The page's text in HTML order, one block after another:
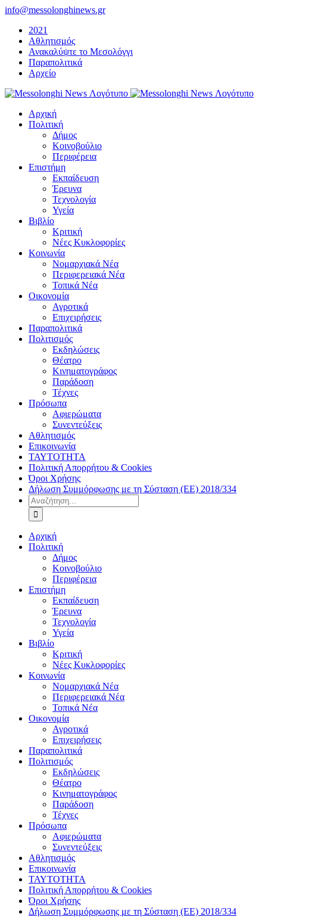
Μετάβαση
περιεχόμενο
info@messolonghinews.gr
2021
Αθλητισμός
Ανακαλύψτε το Μεσολόγγι
Παραπολιτικά
Αρχείο
Αρχική
Πολιτική
Δήμος
Κοινοβούλιο
Περιφέρεια
Επιστήμη
Εκπαίδευση
Έρευνα
Τεχνολογία
Υγεία
Βιβλίο
Κριτική
Νέες Κυκλοφορίες
Κοινωνία
Νομαρχιακά Νέα
Περιφερειακά Νέα
Τοπικά Νέα
Οικονομία
Αγροτικά
Επιχειρήσεις
Παραπολιτικά
Πολιτισμός
Εκδηλώσεις
Θέατρο
Κινηματογράφος
Παράδοση
Τέχνες
Πρόσωπα
Αφιερώματα
Συνεντεύξεις
Αθλητισμός
Επικοινωνία
ΤΑΥΤΟΤΗΤΑ
Πολιτική Απορρήτου & Cookies
Όροι Χρήσης
Δήλωση Συμμόρφωσης με τη Σύσταση (ΕΕ) 2018/334
Αναζήτηση
για:
Αρχική
Πολιτική
Δήμος
Κοινοβούλιο
Περιφέρεια
Επιστήμη
Εκπαίδευση
Έρευνα
Τεχνολογία
Υγεία
Βιβλίο
Κριτική
Νέες Κυκλοφορίες
Κοινωνία
Νομαρχιακά Νέα
Περιφερειακά Νέα
Τοπικά Νέα
Οικονομία
Αγροτικά
Επιχειρήσεις
Παραπολιτικά
Πολιτισμός
Εκδηλώσεις
Θέατρο
Κινηματογράφος
Παράδοση
Τέχνες
Πρόσωπα
Αφιερώματα
Συνεντεύξεις
Αθλητισμός
Επικοινωνία
ΤΑΥΤΟΤΗΤΑ
Πολιτική Απορρήτου & Cookies
Όροι Χρήσης
Δήλωση Συμμόρφωσης με τη Σύσταση (ΕΕ) 2018/334